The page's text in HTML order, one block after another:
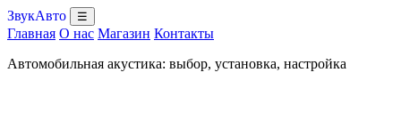
ЗвукАвто ☰
Главная О нас Магазин Контакты
Автомобильная акустика: выбор, установка, настройка